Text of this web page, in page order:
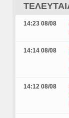
14:23 08/08
14:14 08/08
14:12 08/08